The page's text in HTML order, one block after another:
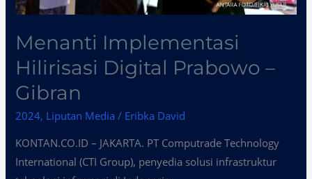
Menanti Implementasi
Hilirisasi Digital Prabowo –
Gibran
2024, Liputan Media / Eribka David
KONTAN.CO.ID – JAKARTA. PT Computrade Technology
International (CTI Group), penyedia solusi infrastruktur